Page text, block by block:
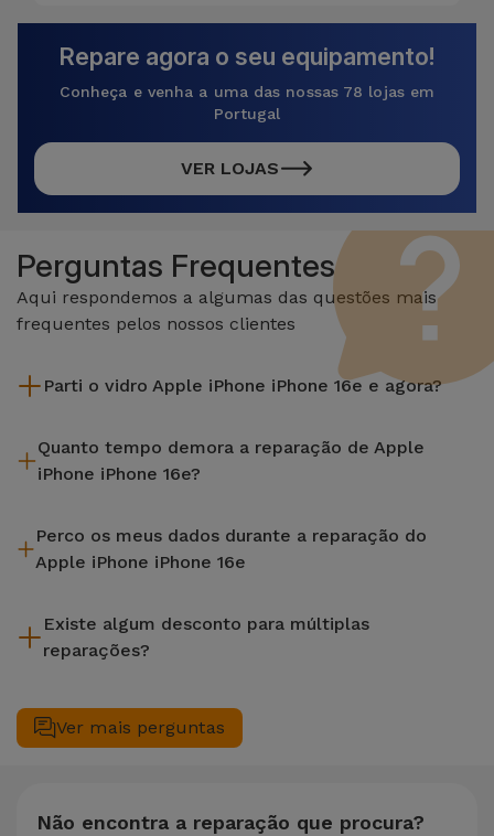
Repare agora o seu equipamento!
Conheça e venha a uma das nossas 78 lojas em
Portugal
VER LOJAS
Perguntas Frequentes
Aqui respondemos a algumas das questões mais
frequentes pelos nossos clientes
Parti o vidro Apple iPhone iPhone 16e e agora?
a loja mais próxima de si.
Quanto tempo demora a reparação de Apple
iPhone iPhone 16e?
efetuada em aproximadamente 20 a 30 minutos.
Perco os meus dados durante a reparação do
Apple iPhone iPhone 16e
sempre recomendável fazer um backup. A página também
menciona um serviço de Passagem de Dados (29,95 €) caso
Existe algum desconto para múltiplas
reparações?
seu equipamento. Caso o seu Apple iPhone iPhone 16e
necessite de duas ou mais intervenções técnicas realizadas
Ver mais perguntas
Não encontra a reparação que procura?